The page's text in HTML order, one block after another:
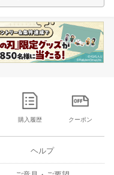
購入履歴 クーポン
ヘルプ